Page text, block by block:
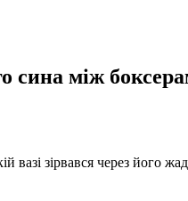
сина між
зірвався через його